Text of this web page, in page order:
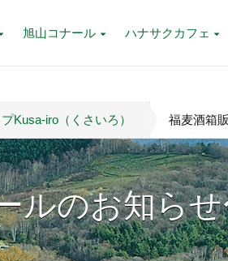
旭山コナール ハナサクカフェ
Kusa-iro（くさいろ） 福麦酒箱
ルのお知ら